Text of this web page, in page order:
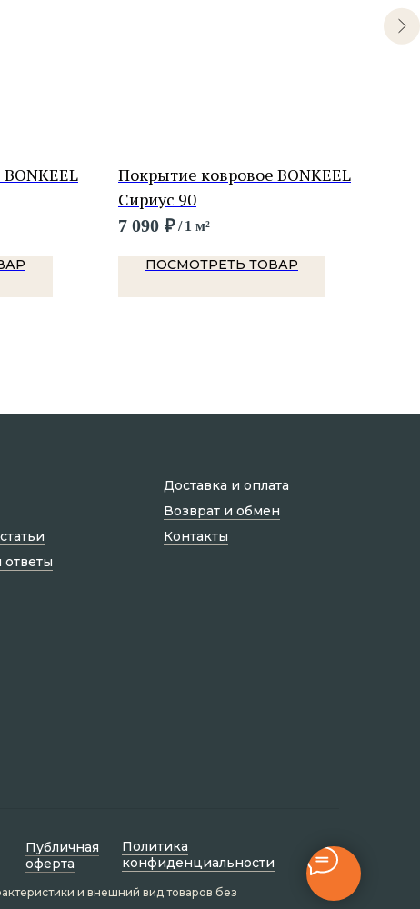
Покрытие ковровое BONKEEL
Сириус 90
7 090 ₽/ 1 м²
ПОСМОТРЕТЬ ТОВАР
Доставка и оплата
Возврат и обмен
Контакты
и внешний вид товаров без
Политик а
конфиденциальности
Публичная
оферта